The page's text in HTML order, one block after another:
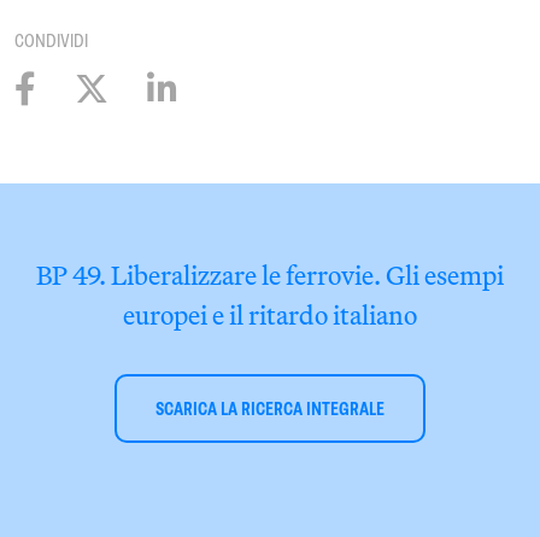
CONDIVIDI
BP 49. Liberalizzare le ferrovie. Gli esempi
europei e il ritardo italiano
SCARICA LA RICERCA INTEGRALE